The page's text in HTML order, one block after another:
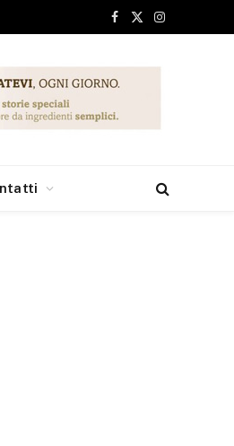
Facebook
X
Instagram